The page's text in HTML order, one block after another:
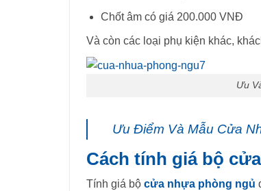
Chốt âm có giá 200.000 VNĐ
Và còn các loại phụ kiện khác,
Ưu
Ưu Điểm Và Mẫu Cửa
Cách tính giá bộ
Tính giá bộ cửa nhựa phòng ngủ